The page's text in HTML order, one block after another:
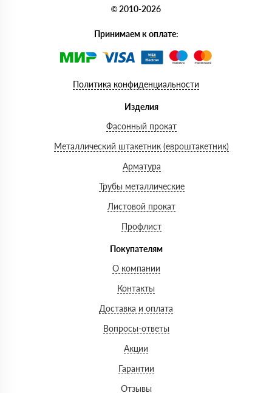
© 2010-2026
Принимаем к оплате:
Политика конфиденциальности
Изделия
Фасонный прокат
Металлический штакетник (евроштакетник)
Арматура
Трубы металлические
Листовой прокат
Профлист
Покупателям
О компании
Контакты
Доставка и оплата
Вопросы-ответы
Акции
Гарантии
Отзывы